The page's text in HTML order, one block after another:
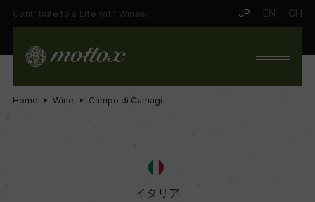
Contribute to a Life with Wines. JP EN CH
Home Wine Campo di Camagi
イタリア